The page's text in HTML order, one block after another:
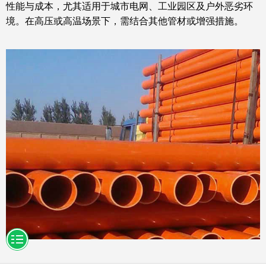
性能与成本，尤其适用于城市电网、工业园区及户外恶劣环
境。在高压或高温场景下，需结合其他管材或增强措施。